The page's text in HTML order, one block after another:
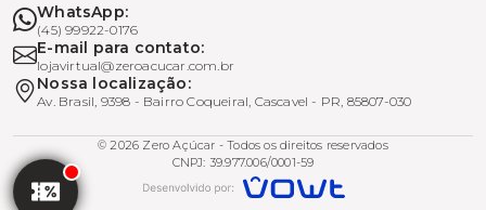
WhatsApp:
(45) 99922-0176
E-mail para contato:
lojavirtual@zeroacucar.com.br
Nossa localização:
Av. Brasil, 9398 - Bairro Coqueiral, Cascavel - PR, 85807-030
© 2026 Zero Açúcar - Todos os direitos reservados
CNPJ: 39.977.006/0001-59